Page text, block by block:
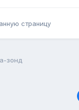
страницу
зонд